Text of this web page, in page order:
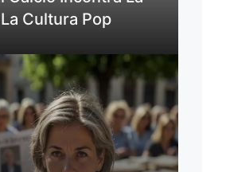
Cultura Pop